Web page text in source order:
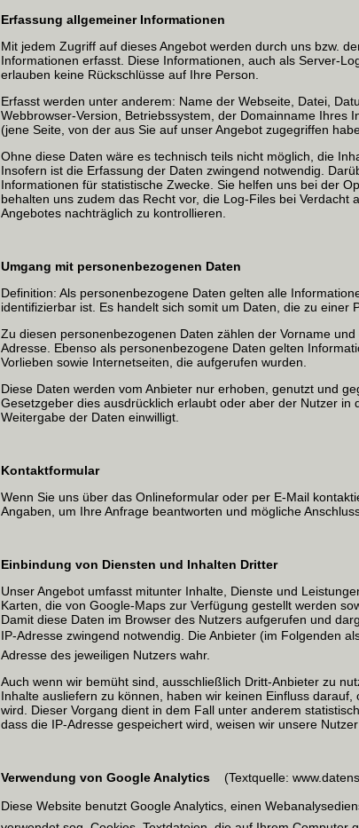
Erfassung allgemeiner Informationen
Mit jedem Zugriff auf dieses Angebot werden durch uns bzw.
Informationen erfasst. Diese Informationen, auch als Server-
erlauben keine Rückschlüsse auf Ihre Person.
Erfasst werden unter anderem: Name der Webseite, Datei,
Webbrowser-Version, Betriebssystem, der Domainname Ihres
(jene Seite, von der aus Sie auf unser Angebot zugegriffen
Ohne diese Daten wäre es technisch teils nicht möglich, die
Insofern ist die Erfassung der Daten zwingend notwendig.
Informationen für statistische Zwecke. Sie helfen uns bei der
behalten uns zudem das Recht vor, die Log-Files bei Verdacht
Angebotes nachträglich zu kontrollieren.
Umgang mit personenbezogenen Daten
Definition: Als personenbezogene Daten gelten alle
identifizierbar ist. Es handelt sich somit um Daten, die zu einer
Zu diesen personenbezogenen Daten zählen der Vorname
Adresse. Ebenso als personenbezogene Daten gelten
Vorlieben sowie Internetseiten, die aufgerufen wurden.
Diese Daten werden vom Anbieter nur erhoben, genutzt und
Gesetzgeber dies ausdrücklich erlaubt oder aber der Nutzer in
Weitergabe der Daten einwilligt.
Kontaktformular
Wenn Sie uns über das Onlineformular oder per E-Mail
Angaben, um Ihre Anfrage beantworten und mögliche
Einbindung von Diensten und Inhalten Dritter
Unser Angebot umfasst mitunter Inhalte, Dienste und
Karten, die von Google-Maps zur Verfügung gestellt werden
Damit diese Daten im Browser des Nutzers aufgerufen und
IP-Adresse zwingend notwendig. Die Anbieter (im Folgenden
Adresse des jeweiligen Nutzers wahr.
Auch wenn wir bemüht sind, ausschließlich Dritt-Anbieter zu
Inhalte ausliefern zu können, haben wir keinen Einfluss
wird. Dieser Vorgang dient in dem Fall unter anderem
dass die IP-Adresse gespeichert wird, weisen wir unsere Nutzer
Verwendung von Google Analytics
(Textquelle:
Diese Website benutzt Google Analytics, einen